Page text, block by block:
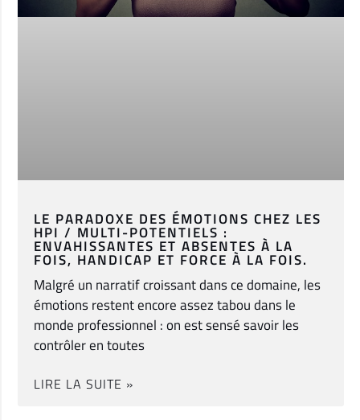
LE PARADOXE DES ÉMOTIONS CHEZ LES
HPI / MULTI-POTENTIELS :
ENVAHISSANTES ET ABSENTES À LA
FOIS, HANDICAP ET FORCE À LA FOIS.
Malgré un narratif croissant dans ce domaine, les
émotions restent encore assez tabou dans le
monde professionnel : on est sensé savoir les
contrôler en toutes
LIRE LA SUITE »